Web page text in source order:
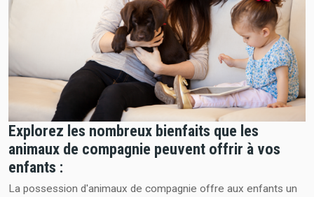
Explorez les nombreux bienfaits que les
animaux de compagnie peuvent offrir à vos
enfants :
La possession d'animaux de compagnie offre aux enfants un